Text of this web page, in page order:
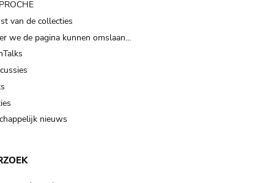
van de collecties
we de pagina kunnen omslaan…
nieuws